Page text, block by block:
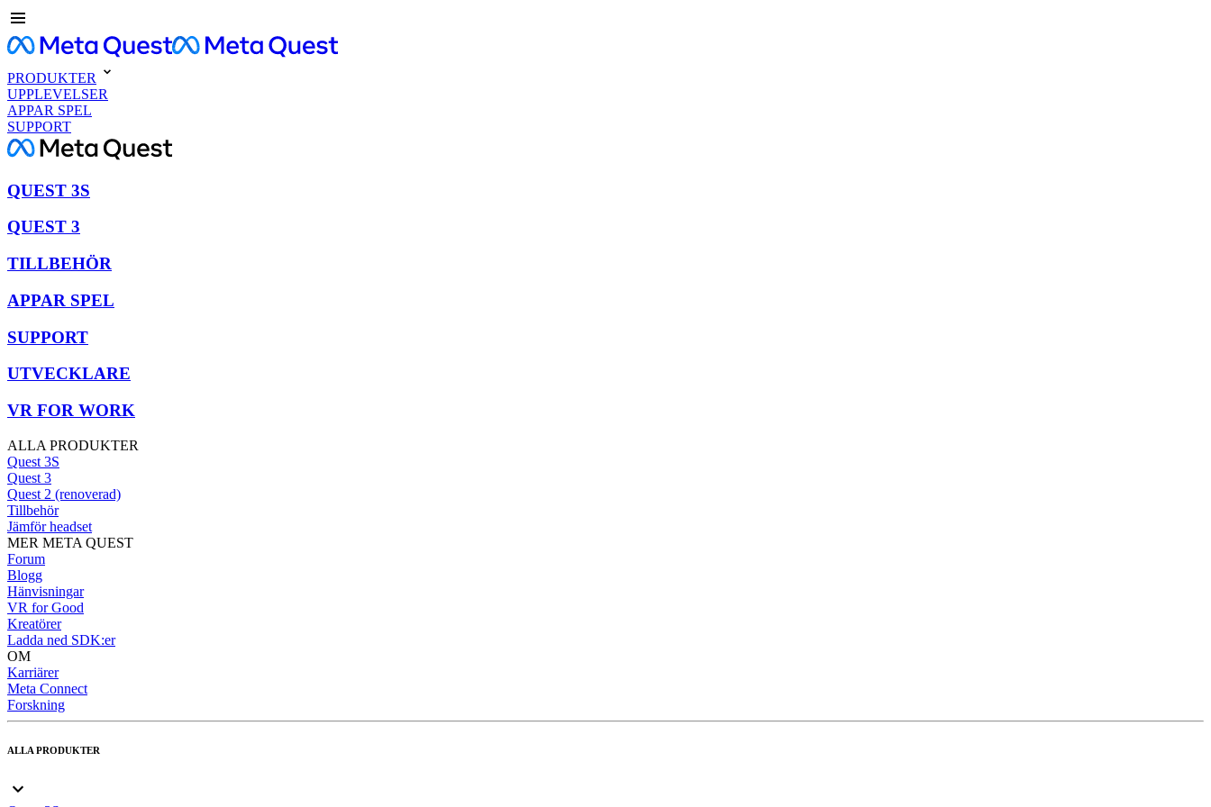
PRODUKTER
UPPLEVELSER
APPAR SPEL
SUPPORT
QUEST 3S
QUEST 3
TILLBEHÖR
APPAR SPEL
SUPPORT
UTVECKLARE
VR FOR WORK
ALLA PRODUKTER
Quest 3S
Quest 3
Quest 2 (renoverad)
Tillbehör
Jämför headset
MER META QUEST
Forum
Blogg
Hänvisningar
VR for Good
Kreatörer
Ladda ned SDK:er
OM
Karriärer
Meta Connect
Forskning
ALLA PRODUKTER